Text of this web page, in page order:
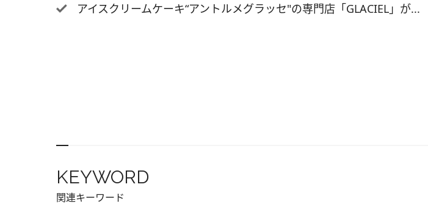
アイスクリームケーキ“アントルメグラッセ"の専門店「GLACIEL」が...
KEYWORD
関連キーワード